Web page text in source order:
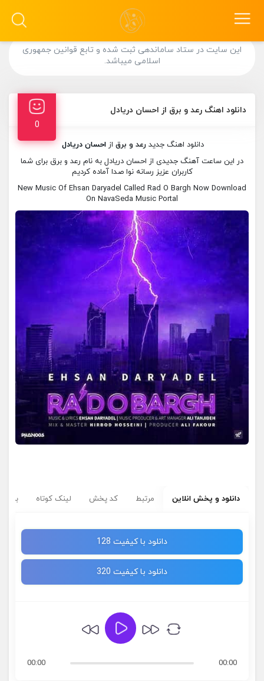
این سایت در ستاد ساماندهی ثبت شده و تابع قوانین جمهوری
اسلامی میباشد.
دانلود اهنگ رعد و برق از احسان دریادل
0
دانلود اهنگ جدیدرعد و برق ازاحسان دریادل
در این ساعت آهنگ جدیدی از احسان دریادل به نام رعد و برق برای شما
کاربران عزیز رسانه نوا صدا آماده کردیم
New Music Of Ehsan Daryadel Called Rad O Bargh Now Download
On NavaSeda Music Portal
دانلود و پخش انلاین مرتبط کد پخش لینک کوتاه
دانلود با کیفیت 128
دانلود با کیفیت 320
00:00
00:00